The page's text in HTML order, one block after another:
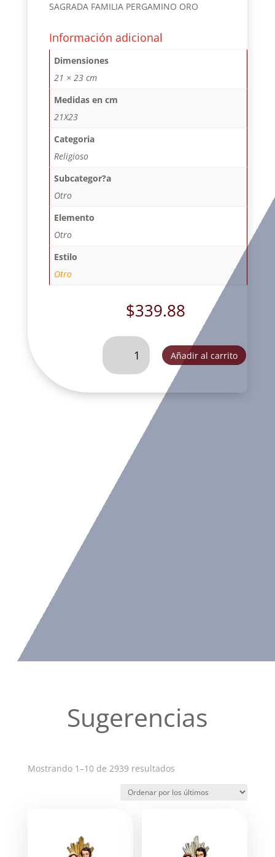
SAGRADA FAMILIA PERGAMINO ORO
Información adicional
Dimensiones
21 × 23 cm
Medidas en cm
21X23
Categoria
Religioso
Subcategor?a
Otro
Elemento
Otro
Estilo
Otro
$339.88
SAGRADA
PERGAMINO
FOG173B
Añadir al carrito
Sugerencias
Mostrando 1–10 de 2939 resultadosOrdenado
los